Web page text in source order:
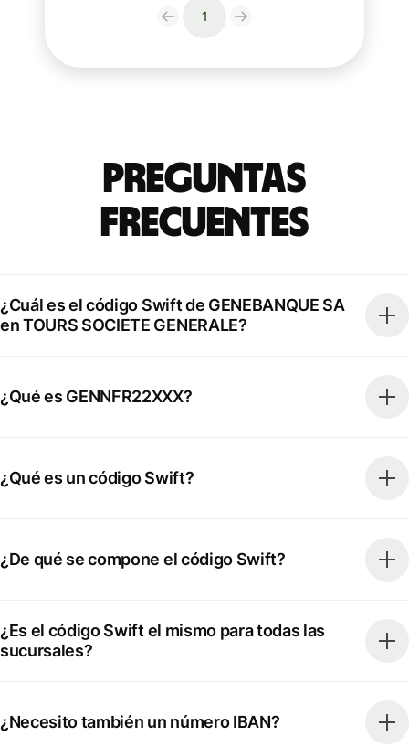
1
Preguntas
Frecuentes
¿Cuál es el código Swift de GENEBANQUE SA
en TOURS SOCIETE GENERALE?
¿Qué es GENNFR22XXX?
¿Qué es un código Swift?
¿De qué se compone el código Swift?
¿Es el código Swift el mismo para todas las
sucursales?
¿Necesito también un número IBAN?